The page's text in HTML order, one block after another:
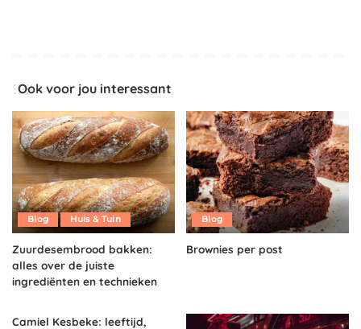
Ook voor jou interessant
Blog Huis & Tuin
Zuurdesembrood bakken:
alles over de juiste
ingrediënten en technieken
Blog
Brownies per post
Camiel Kesbeke: leeftijd,